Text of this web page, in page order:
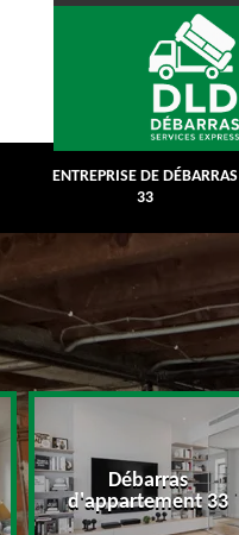
ENTREPRISE DE DÉBARRAS
33
Débarras
d'appartement 33